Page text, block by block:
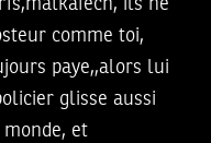
ils ne
comme toi,
paye,,alors lui
glisse aussi
et